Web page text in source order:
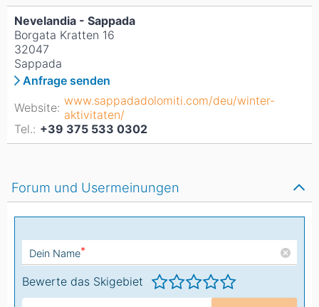
Nevelandia - Sappada
Borgata Kratten 16
32047
Sappada
Anfrage senden
Website: www.sappadadolomiti.com/deu/winter-
aktivitaten/
Tel.: +39 375 533 0302
Forum und Usermeinungen
Dein Name*
Bewerte das Skigebiet